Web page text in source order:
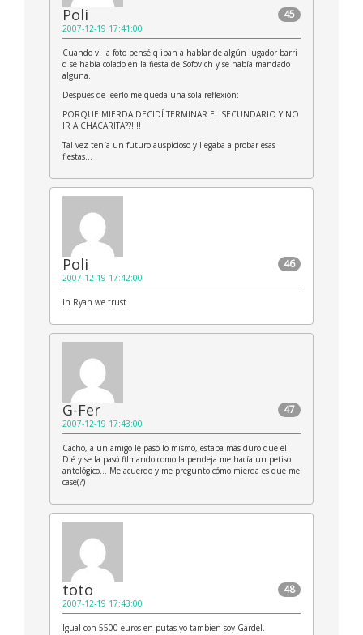
45
Poli
2007-12-19 17:41:00
Cuando vi la foto pensé q iban a hablar de algún jugador barri
q se había colado en la fiesta de Sofovich y se había mandado
alguna.
Despues de leerlo me queda una sola reflexión:
PORQUE MIERDA DECIDÍ TERMINAR EL SECUNDARIO Y NO
IR A CHACARITA??!!!!
Tal vez tenía un futuro auspicioso y llegaba a probar esas
fiestas…
46
Poli
2007-12-19 17:42:00
In Ryan we trust
47
G-Fer
2007-12-19 17:43:00
Cacho, a un amigo le pasó lo mismo, estaba más duro que el
Dié y se la pasó filmando como la pendeja me hacía un petiso
antológico… Me acuerdo y me pregunto cómo mierda es que me
casé(?)
48
toto
2007-12-19 17:43:00
Igual con 5500 euros en putas yo tambien soy Gardel.